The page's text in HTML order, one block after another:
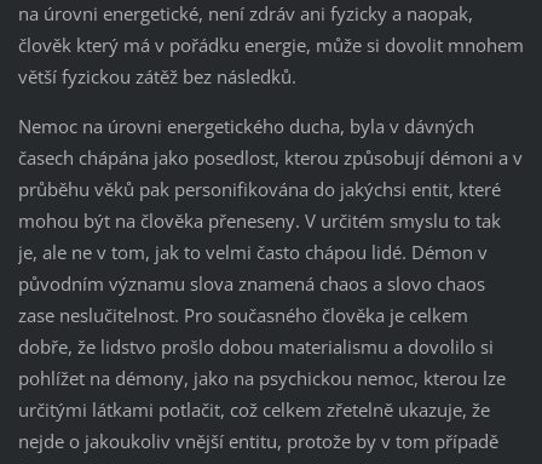
na úrovni energetické, není zdráv ani fyzicky a naopak,
člověk který má v pořádku energie, může si dovolit mnohem
větší fyzickou zátěž bez následků.
Nemoc na úrovni energetického ducha, byla v dávných
časech chápána jako posedlost, kterou způsobují démoni a v
průběhu věků pak personifikována do jakýchsi entit, které
mohou být na člověka přeneseny. V určitém smyslu to tak
je, ale ne v tom, jak to velmi často chápou lidé. Démon v
původním významu slova znamená chaos a slovo chaos
zase neslučitelnost. Pro současného člověka je celkem
dobře, že lidstvo prošlo dobou materialismu a dovolilo si
pohlížet na démony, jako na psychickou nemoc, kterou lze
určitými látkami potlačit, což celkem zřetelně ukazuje, že
nejde o jakoukoliv vnější entitu, protože by v tom případě